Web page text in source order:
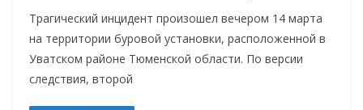
Трагический инцидент произошел вечером 14 марта
на территории буровой установки, расположенной в
Уватском районе Тюменской области. По версии
следствия, второй